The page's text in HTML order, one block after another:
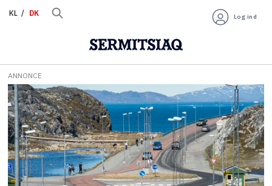
KL DK Log ind
Tag:
asfaltværk
ANNONCE